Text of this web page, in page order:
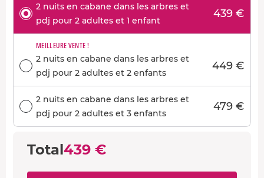
2 nuits en cabane dans les arbres et
pdj pour 2 adultes et 1 enfant
439 €
MEILLEURE VENTE !
2 nuits en cabane dans les arbres et
pdj pour 2 adultes et 2 enfants
449 €
2 nuits en cabane dans les arbres et
pdj pour 2 adultes et 3 enfants
479 €
Total439 €